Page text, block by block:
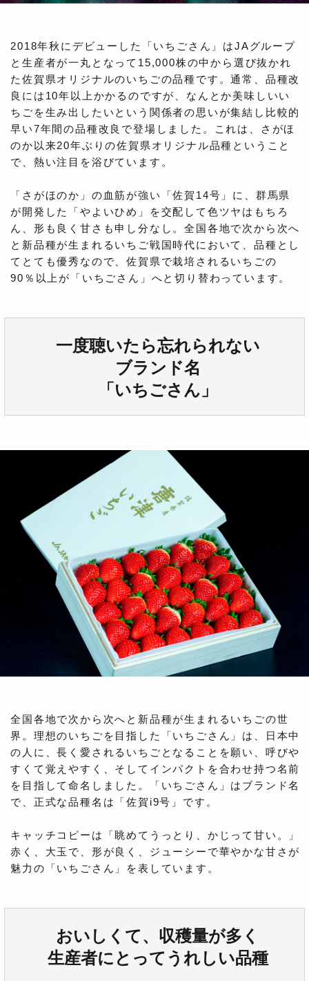
2018年秋にデビューした「いちごさん」はJAグループ
と生産者が一丸となって15,000株の中から選び抜かれ
た佐賀県オリジナルのいちごの品種です。通常、品種改
良には10年以上かかるのですが、なんとか美味しいい
ちごを生み出したいという関係者の思いが集結し比較的
早い7年間の品種改良で登場しました。これは、さがほ
のか以来20年ぶりの佐賀県オリジナル品種ということ
で、熱い注目を浴びています。
「さがほのか」の血筋が強い「佐賀14号」に、群馬県
が開発した「やよいひめ」を交配して色ツヤはもちろ
ん、形も良く甘さも申し分なし。全国各地で次から次へ
と新品種が生まれるいちご戦国時代において、品種とし
てとても優秀なので、佐賀県で栽培されるいちごの
90％以上が「いちごさん」へと切り替わっています。
一度聴いたら忘れられない
ブランド名
「いちごさん」
全国各地で次から次へと新品種が生まれるいちごの世
界。理想のいちごを目指した「いちごさん」は、日本中
の人に、長く愛されるいちごとなることを願い、呼びや
すくて覚えやすく、そしてインパクトを合わせ持つ名前
を目指して命名しました。「いちごさん」はブランド名
で、正式な品種名は「佐賀i9号」です。
キャッチコピーは「眺めてうっとり、かじって甘い。」
赤く、大玉で、形が良く、ジューシーで華やかな甘さが
魅力の「いちごさん」を表しています。
おいしくて、収穫量が多く
生産者にとってうれしい品種